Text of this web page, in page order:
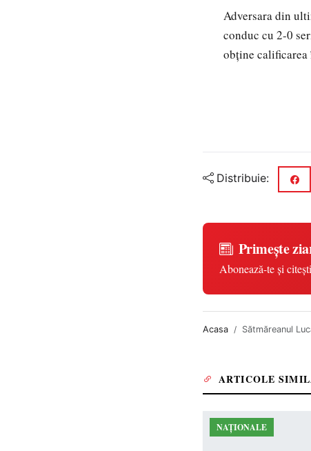
Adversara din
conduc cu 2-0
obține calificarea
Distribuie:
Primește
Abonează-te și
Acasa Sătmăreanul
ARTICOLE
NAȚIONALE